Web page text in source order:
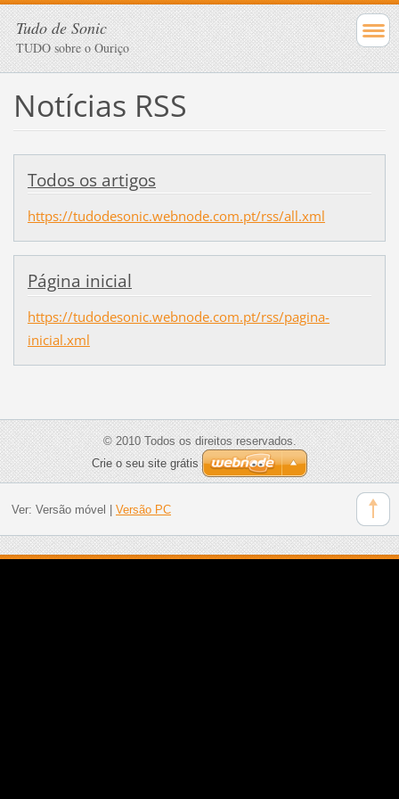
Tudo de Sonic
TUDO sobre o Ouriço
Notícias RSS
Todos os artigos
https://tudodesonic.webnode.com.pt/rss/all.xml
Página inicial
https://tudodesonic.webnode.com.pt/rss/pagina-
inicial.xml
© 2010 Todos os direitos reservados.
Crie o seu site grátis
Ver: Versão móvel Versão PC